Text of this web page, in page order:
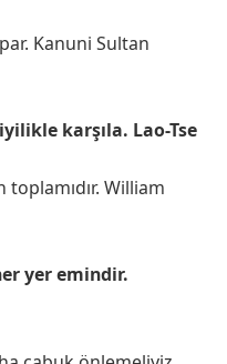
Kanuni Sultan
karşıla. Lao-Tse
William
yer emindir.